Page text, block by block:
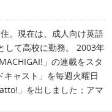
。現在は、成人向け英語
して高校に勤務。 2003年
」の連載をスタ
ャスト」を毎週火曜日
」を出しました；アマ